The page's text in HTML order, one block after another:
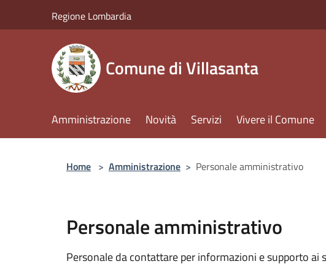
Regione Lombardia
Comune di Villasanta
Amministrazione Novità Servizi Vivere il Comune
Home > Amministrazione > Personale amministrativo
Personale amministrativo
Personale da contattare per informazioni e supporto ai